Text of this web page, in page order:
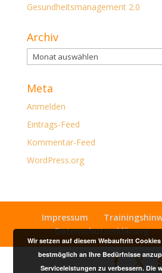
Gesundheitsmanagement 2.0
Archiv
Archiv
Meta
Anmelden
Eintrags-Feed
Kommentar-Feed
WordPress.org
Impressum
Datenschutzerklärung
Wir setzen auf diesem Webauftritt
bestmöglich an Ihre Bedürfnisse
Serviceleistungen zu verbessern. Die